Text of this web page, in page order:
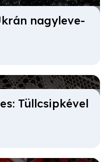
nagy­le­ve­
Tüll­csip­ké­vel